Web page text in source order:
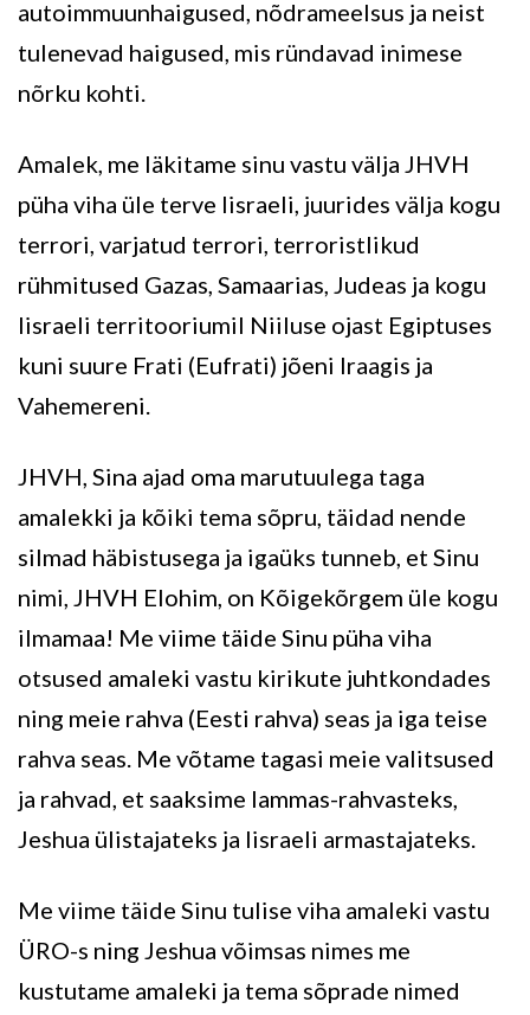
autoimmuunhaigused, nõdrameelsus ja neist
tulenevad haigused, mis ründavad inimese
nõrku kohti.
Amalek, me läkitame sinu vastu välja JHVH
püha viha üle terve Iisraeli, juurides välja kogu
terrori, varjatud terrori, terroristlikud
rühmitused Gazas, Samaarias, Judeas ja kogu
Iisraeli territooriumil Niiluse ojast Egiptuses
kuni suure Frati (Eufrati) jõeni Iraagis ja
Vahemereni.
JHVH, Sina ajad oma marutuulega taga
amalekki ja kõiki tema sõpru, täidad nende
silmad häbistusega ja igaüks tunneb, et Sinu
nimi, JHVH Elohim, on Kõigekõrgem üle kogu
ilmamaa! Me viime täide Sinu püha viha
otsused amaleki vastu kirikute juhtkondades
ning meie rahva (Eesti rahva) seas ja iga teise
rahva seas. Me võtame tagasi meie valitsused
ja rahvad, et saaksime lammas-rahvasteks,
Jeshua ülistajateks ja Iisraeli armastajateks.
Me viime täide Sinu tulise viha amaleki vastu
ÜRO-s ning Jeshua võimsas nimes me
kustutame amaleki ja tema sõprade nimed